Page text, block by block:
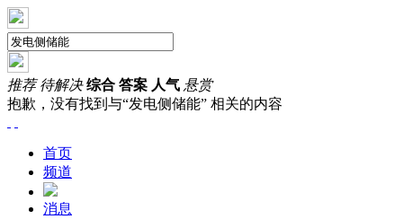
推荐 待解决 综合 答案 人气 悬赏
抱歉，没有找到与“发电侧储能” 相关的内容
首页
频道
消息